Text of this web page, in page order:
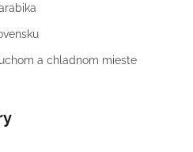
a chladnom mieste